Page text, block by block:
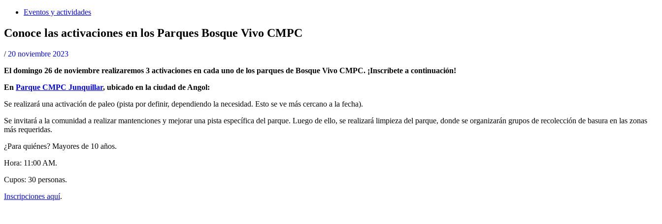
Eventos y actividades
Conoce las activaciones en los Parques Bosque Vivo CMPC
/ 20 noviembre 2023
El domingo 26 de noviembre realizaremos 3 activaciones en cada uno de los parques de Bosque Vivo CMPC. ¡Inscríbete a continuación!
En Parque CMPC Junquillar, ubicado en la ciudad de Angol:
Se realizará una activación de paleo (pista por definir, dependiendo la necesidad. Esto se ve más cercano a la fecha).
Se invitará a la comunidad a realizar mantenciones y mejorar una pista específica del parque. Luego de ello, se realizará limpieza del parque, donde se organizarán grupos de recolección de basura en las zonas
más requeridas.
¿Para quiénes? Mayores de 10 años.
Hora: 11:00 AM.
Cupos: 30 personas.
Inscripciones aquí.